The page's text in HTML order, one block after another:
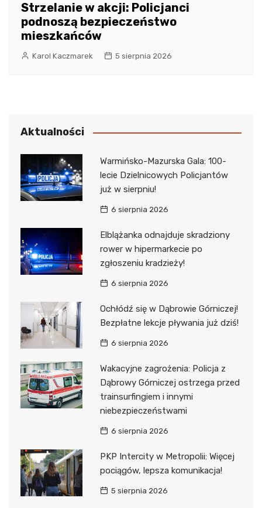
Strzelanie w akcji: Policjanci
podnoszą bezpieczeństwo
mieszkańców
Karol Kaczmarek 5 sierpnia 2026
Aktualności
Warmińsko-Mazurska Gala: 100-
lecie Dzielnicowych Policjantów
już w sierpniu!
6 sierpnia 2026
Elblążanka odnajduje skradziony
rower w hipermarkecie po
zgłoszeniu kradzieży!
6 sierpnia 2026
Ochłódź się w Dąbrowie Górniczej!
Bezpłatne lekcje pływania już dziś!
6 sierpnia 2026
Wakacyjne zagrożenia: Policja z
Dąbrowy Górniczej ostrzega przed
trainsurfingiem i innymi
niebezpieczeństwami
6 sierpnia 2026
PKP Intercity w Metropolii: Więcej
pociągów, lepsza komunikacja!
5 sierpnia 2026